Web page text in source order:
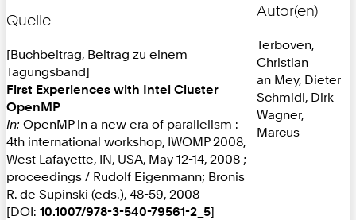
Quelle
[Buchbeitrag, Beitrag zu einem
Tagungsband]
First Experiences with Intel Cluster
OpenMP
In: OpenMP in a new era of parallelism :
4th international workshop, IWOMP 2008,
West Lafayette, IN, USA, May 12-14, 2008 ;
proceedings / Rudolf Eigenmann; Bronis
R. de Supinski (eds.), 48-59, 2008
[DOI: 10.1007/978-3-540-79561-2_5]
Autor(en)
Terboven,
Christian
an Mey, Dieter
Schmidl, Dirk
Wagner,
Marcus